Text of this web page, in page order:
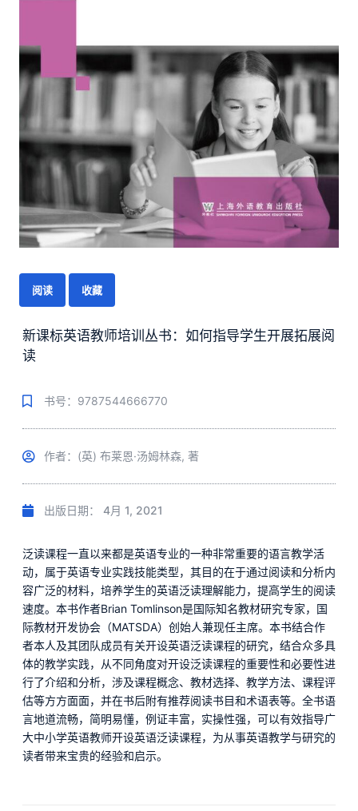
阅读 收藏
新课标英语教师培训丛书：如何指导学生开展拓展阅
读
书号：9787544666770
作者：(英) 布莱恩·汤姆林森, 著
出版日期： 4月 1, 2021
泛读课程一直以来都是英语专业的一种非常重要的语言教学活
动，属于英语专业实践技能类型，其目的在于通过阅读和分析内
容广泛的材料，培养学生的英语泛读理解能力，提高学生的阅读
速度。本书作者Brian Tomlinson是国际知名教材研究专家，国
际教材开发协会（MATSDA）创始人兼现任主席。本书结合作
者本人及其团队成员有关开设英语泛读课程的研究，结合众多具
体的教学实践，从不同角度对开设泛读课程的重要性和必要性进
行了介绍和分析，涉及课程概念、教材选择、教学方法、课程评
估等方方面面，并在书后附有推荐阅读书目和术语表等。全书语
言地道流畅，简明易懂，例证丰富，实操性强，可以有效指导广
大中小学英语教师开设英语泛读课程，为从事英语教学与研究的
读者带来宝贵的经验和启示。